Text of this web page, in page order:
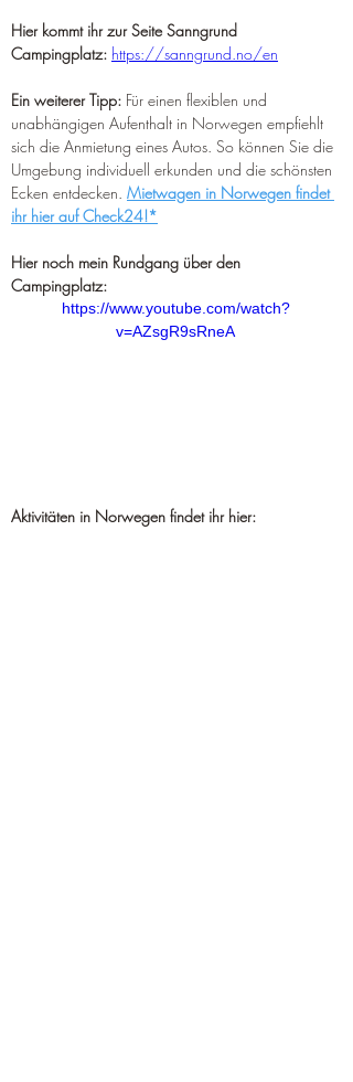
Hier kommt ihr zur Seite Sanngrund
Campingplatz: https://sanngrund.no/en
Ein weiterer Tipp: Für einen flexiblen und
unabhängigen Aufenthalt in Norwegen empfiehlt
sich die Anmietung eines Autos. So können Sie die
Umgebung individuell erkunden und die schönsten
Ecken entdecken. Mietwagen in Norwegen findet
ihr hier auf Check24!*
Hier noch mein Rundgang über den
Campingplatz:
https://www.youtube.com/watch?
v=AZsgR9sRneA
Aktivitäten in Norwegen findet ihr hier: